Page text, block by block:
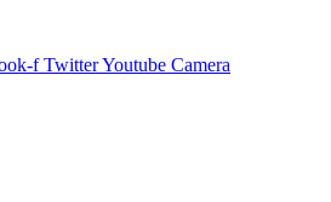
f TwitterYoutube Camera